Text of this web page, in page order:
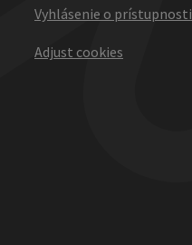
Vyhlásenie o prístupnosti
Adjust cookies